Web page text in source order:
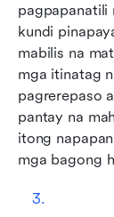
pagpapanatili
kundi
mabilis na
mga itinatag
pagrerepaso
pantay na
itong
mga bagong